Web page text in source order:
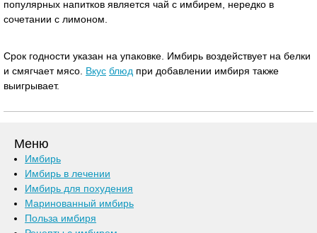
популярных напитков является чай с имбирем, нередко в
сочетании с лимоном.
Срок годности указан на упаковке. Имбирь воздействует на белки
и смягчает мясо. Вкус блюд при добавлении имбиря также
выигрывает.
Меню
Имбирь
Имбирь в лечении
Имбирь для похудения
Маринованный имбирь
Польза имбиря